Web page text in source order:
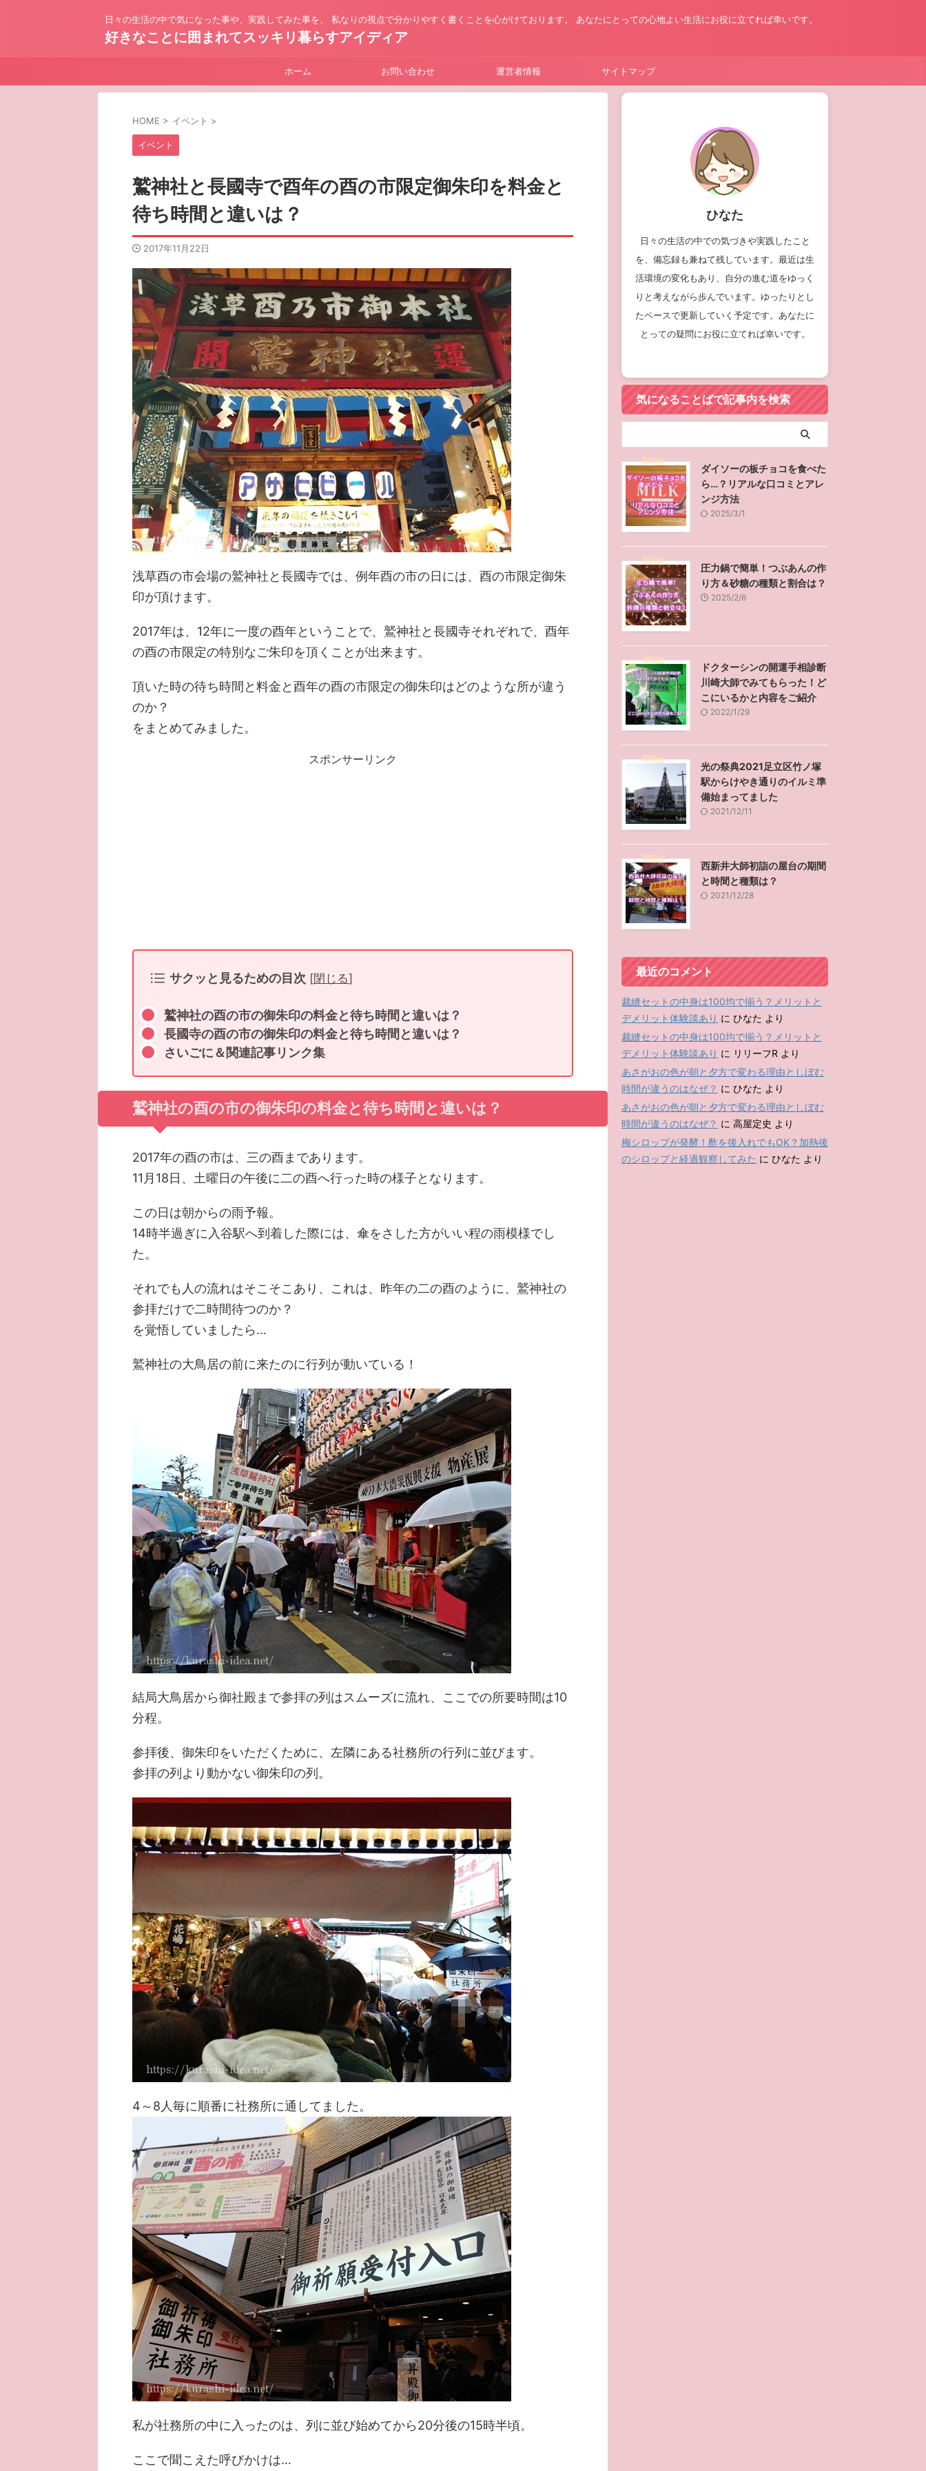
日々の生活の中で気になった事や、実践してみた事を、 私なりの視点で分かりやすく書くことを心がけております。 あなたにとっての心地よい生活にお役に立てれば幸いです。
好きなことに囲まれてスッキリ暮らすアイディア
ホーム お問い合わせ 運営者情報 サイトマップ
HOME > イベント >
イベント
鷲神社と長國寺で酉年の酉の市限定御朱印を料金と
待ち時間と違いは？
2017年11月22日
浅草酉の市会場の鷲神社と長國寺では、例年酉の市の日には、酉の市限定御朱
印が頂けます。
2017年は、12年に一度の酉年ということで、鷲神社と長國寺それぞれで、酉年
の酉の市限定の特別なご朱印を頂くことが出来ます。
頂いた時の待ち時間と料金と酉年の酉の市限定の御朱印はどのような所が違う
のか？
をまとめてみました。
スポンサーリンク
サクッと見るための目次 [閉じる]
鷲神社の酉の市の御朱印の料金と待ち時間と違いは？
長國寺の酉の市の御朱印の料金と待ち時間と違いは？
さいごに＆関連記事リンク集
鷲神社の酉の市の御朱印の料金と待ち時間と違いは？
2017年の酉の市は、三の酉まであります。
11月18日、土曜日の午後に二の酉へ行った時の様子となります。
この日は朝からの雨予報。
14時半過ぎに入谷駅へ到着した際には、傘をさした方がいい程の雨模様でし
た。
それでも人の流れはそこそこあり、これは、昨年の二の酉のように、鷲神社の
参拝だけで二時間待つのか？
を覚悟していましたら…
鷲神社の大鳥居の前に来たのに行列が動いている！
結局大鳥居から御社殿まで参拝の列はスムーズに流れ、ここでの所要時間は10
分程。
参拝後、御朱印をいただくために、左隣にある社務所の行列に並びます。
参拝の列より動かない御朱印の列。
4～8人毎に順番に社務所に通してました。
私が社務所の中に入ったのは、列に並び始めてから20分後の15時半頃。
ここで聞こえた呼びかけは…
ひなた
日々の生活の中での気づきや実践したこと
を、備忘録も兼ねて残しています。最近は生
活環境の変化もあり、自分の進む道をゆっく
りと考えながら歩んでいます。ゆったりとし
たペースで更新していく予定です。あなたに
とっての疑問にお役に立てれば幸いです。
気になることばで記事内を検索
ダイソーの板チョコを食べた
ら…？リアルな口コミとアレ
ンジ方法
2025/3/1
圧力鍋で簡単！つぶあんの作
り方＆砂糖の種類と割合は？
2025/2/6
ドクターシンの開運手相診断
川崎大師でみてもらった！ど
こにいるかと内容をご紹介
2022/1/29
光の祭典2021足立区竹ノ塚
駅からけやき通りのイルミ準
備始まってました
2021/12/11
西新井大師初詣の屋台の期間
と時間と種類は？
2021/12/28
最近のコメント
裁縫セットの中身は100均で揃う？メリットと
デメリット体験談あり に ひなた より
裁縫セットの中身は100均で揃う？メリットと
デメリット体験談あり に リリーフR より
あさがおの色が朝と夕方で変わる理由としぼむ
時間が違うのはなぜ？ に ひなた より
あさがおの色が朝と夕方で変わる理由としぼむ
時間が違うのはなぜ？ に 高屋定史 より
梅シロップが発酵！酢を後入れでもOK？加熱後
のシロップと経過観察してみた に ひなた より